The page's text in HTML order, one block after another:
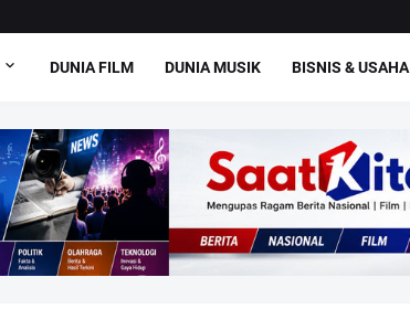
DUNIA FILM DUNIA MUSIK BISNIS & USAHA